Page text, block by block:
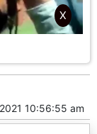
10:56:55 am
X